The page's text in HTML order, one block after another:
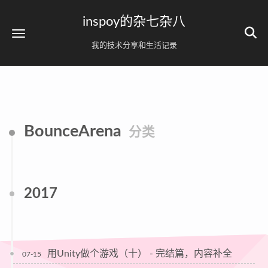
inspoy的杂七杂八
我的技术分享和生活记录
BounceArena 分类
2017
07-15 用Unity做个游戏（十） - 完结篇，内容补全